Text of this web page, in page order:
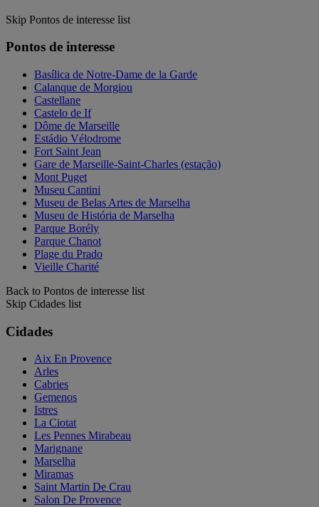
Skip Pontos de interesse list
Pontos de interesse
Basílica de Notre-Dame de la Garde
Calanque de Morgiou
Castellane
Castelo de If
Dôme de Marseille
Estádio Vélodrome
Fort Saint Jean
Gare de Marseille-Saint-Charles (estação)
Mont Puget
Museu Cantini
Museu de Belas Artes de Marselha
Museu de História de Marselha
Parque Borély
Parque Chanot
Plage du Prado
Vieille Charité
Back to Pontos de interesse list
Skip Cidades list
Cidades
Aix En Provence
Arles
Cabries
Gemenos
Istres
La Ciotat
Les Pennes Mirabeau
Marignane
Marselha
Miramas
Saint Martin De Crau
Salon De Provence